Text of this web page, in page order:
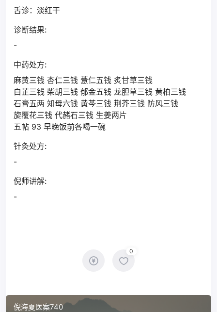
舌诊：淡红干
诊断结果:
-
中药处方:
麻黄三钱 杏仁三钱 薏仁五钱 炙甘草三钱
白芷三钱 柴胡三钱 郁金五钱 龙胆草三钱 黄柏三钱
石膏五两 知母六钱 黄芩三钱 荆芥三钱 防风三钱
旋覆花三钱 代赭石三钱 生姜两片
五帖 93 早晚饭前各喝一碗
针灸处方:
-
倪师讲解:
-
0
倪海夏医案740